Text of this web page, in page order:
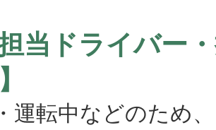
担当ドライバー
運転中などのため